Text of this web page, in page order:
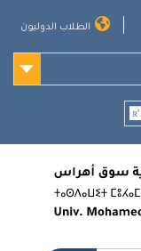
الطلاب الدوليون